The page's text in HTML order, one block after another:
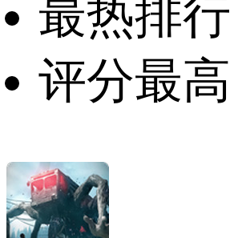
最热排行
评分最高